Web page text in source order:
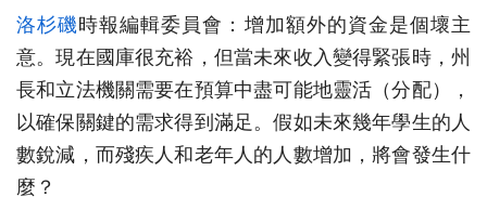
洛杉磯時報編輯委員會：增加額外的資金是個壞主
意。現在國庫很充裕，但當未來收入變得緊張時，州
長和立法機關需要在預算中盡可能地靈活（分配），
以確保關鍵的需求得到滿足。假如未來幾年學生的人
數銳減，而殘疾人和老年人的人數增加，將會發生什
麼？